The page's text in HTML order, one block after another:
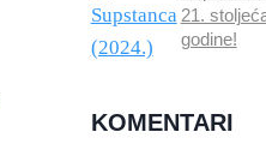
21.
godine!
KOMENTARI